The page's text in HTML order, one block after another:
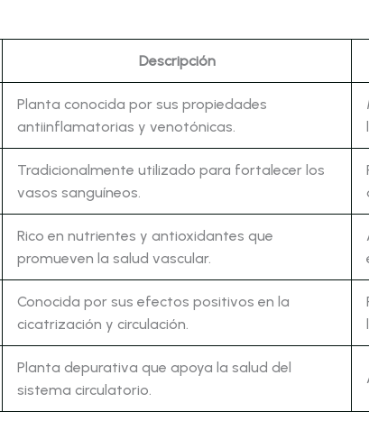
Descripción
Planta conocida por sus propiedades
antiinflamatorias y venotónicas.
Tradicionalmente utilizado para fortalecer los
vasos sanguíneos.
Rico en nutrientes y antioxidantes que
promueven la salud vascular.
Conocida por sus efectos positivos en la
cicatrización y circulación.
Planta depurativa que apoya la salud del
sistema circulatorio.